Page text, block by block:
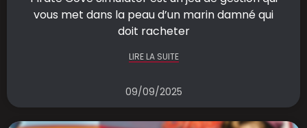
vous met dans la peau d’un marin damné qui
doit racheter
LIRE LA SUITE
09/09/2025